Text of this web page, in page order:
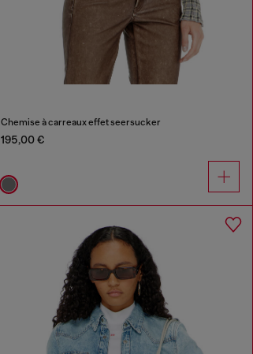
Chemise à carreaux effet seersucker
195,00 €